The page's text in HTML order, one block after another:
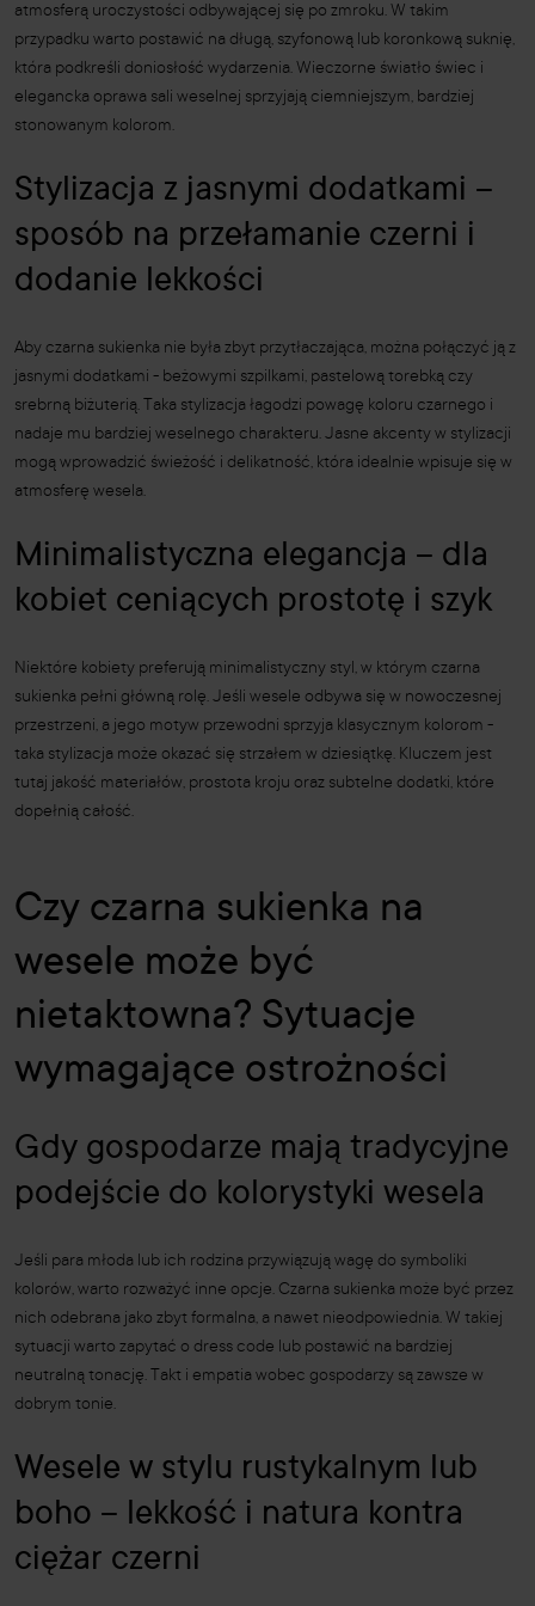
atmosferą uroczystości odbywającej się po zmroku. W takim
przypadku warto postawić na długą, szyfonową lub koronkową suknię,
która podkreśli doniosłość wydarzenia. Wieczorne światło świec i
elegancka oprawa sali weselnej sprzyjają ciemniejszym, bardziej
stonowanym kolorom.
Stylizacja z jasnymi dodatkami –
sposób na przełamanie czerni i
dodanie lekkości
Aby czarna sukienka nie była zbyt przytłaczająca, można połączyć ją z
jasnymi dodatkami - beżowymi szpilkami, pastelową torebką czy
srebrną biżuterią. Taka stylizacja łagodzi powagę koloru czarnego i
nadaje mu bardziej weselnego charakteru. Jasne akcenty w stylizacji
mogą wprowadzić świeżość i delikatność, która idealnie wpisuje się w
atmosferę wesela.
Minimalistyczna elegancja – dla
kobiet ceniących prostotę i szyk
Niektóre kobiety preferują minimalistyczny styl, w którym czarna
sukienka pełni główną rolę. Jeśli wesele odbywa się w nowoczesnej
przestrzeni, a jego motyw przewodni sprzyja klasycznym kolorom -
taka stylizacja może okazać się strzałem w dziesiątkę. Kluczem jest
tutaj jakość materiałów, prostota kroju oraz subtelne dodatki, które
dopełnią całość.
Czy czarna sukienka na
wesele może być
nietaktowna? Sytuacje
wymagające ostrożności
Gdy gospodarze mają tradycyjne
podejście do kolorystyki wesela
Jeśli para młoda lub ich rodzina przywiązują wagę do symboliki
kolorów, warto rozważyć inne opcje. Czarna sukienka może być przez
nich odebrana jako zbyt formalna, a nawet nieodpowiednia. W takiej
sytuacji warto zapytać o dress code lub postawić na bardziej
neutralną tonację. Takt i empatia wobec gospodarzy są zawsze w
dobrym tonie.
Wesele w stylu rustykalnym lub
boho – lekkość i natura kontra
ciężar czerni